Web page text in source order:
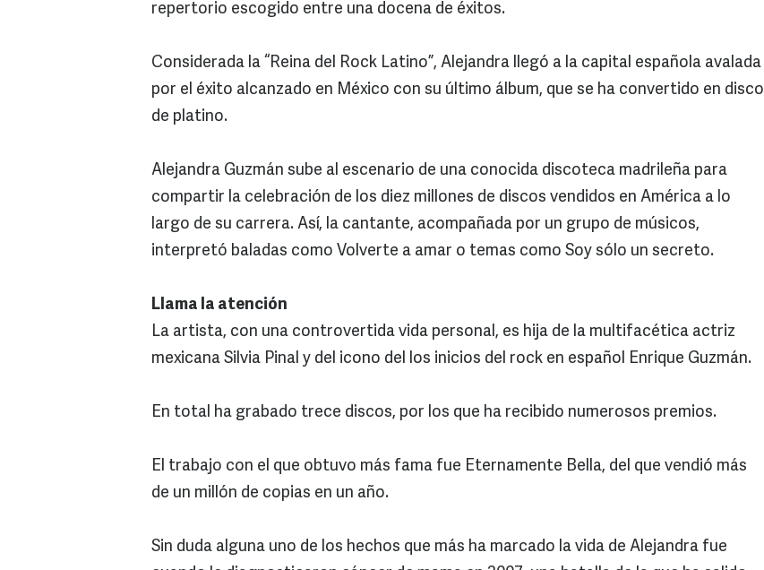
repertorio escogido entre una docena de éxitos.
Considerada la “Reina del Rock Latino”, Alejandra llegó a la capital española avalada
por el éxito alcanzado en México con su último álbum, que se ha convertido en disco
de platino.
Alejandra Guzmán sube al escenario de una conocida discoteca madrileña para
compartir la celebración de los diez millones de discos vendidos en América a lo
largo de su carrera. Así, la cantante, acompañada por un grupo de músicos,
interpretó baladas como Volverte a amar o temas como Soy sólo un secreto.
Llama la atención
La artista, con una controvertida vida personal, es hija de la multifacética actriz
mexicana Silvia Pinal y del icono del los inicios del rock en español Enrique Guzmán.
En total ha grabado trece discos, por los que ha recibido numerosos premios.
El trabajo con el que obtuvo más fama fue Eternamente Bella, del que vendió más
de un millón de copias en un año.
Sin duda alguna uno de los hechos que más ha marcado la vida de Alejandra fue